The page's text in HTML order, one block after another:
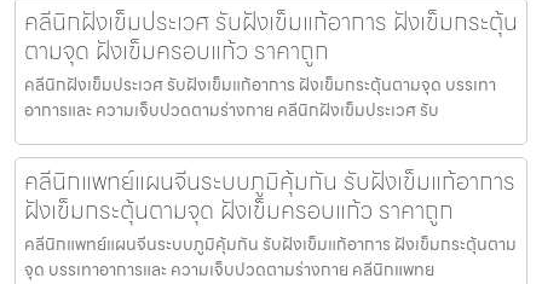
คลีนิกฝังเข็มประเวศ รับฝังเข็มแก้อาการ ฝังเข็มกระตุ้น
ตามจุด ฝังเข็มครอบแก้ว ราคาถูก
คลีนิกฝังเข็มประเวศ รับฝังเข็มแก้อาการ ฝังเข็มกระตุ้นตามจุด บรรเทา
อาการและ ความเจ็บปวดตามร่างกาย คลีนิกฝังเข็มประเวศ รับ
คลีนิกแพทย์แผนจีนระบบภูมิคุ้มกัน รับฝังเข็มแก้อาการ
ฝังเข็มกระตุ้นตามจุด ฝังเข็มครอบแก้ว ราคาถูก
คลีนิกแพทย์แผนจีนระบบภูมิคุ้มกัน รับฝังเข็มแก้อาการ ฝังเข็มกระตุ้นตาม
จุด บรรเทาอาการและ ความเจ็บปวดตามร่างกาย คลีนิกแพทย